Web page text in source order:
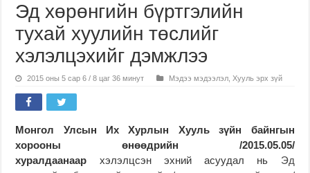
Эд хөрөнгийн бүртгэлийн
тухай хуулийн төслийг
хэлэлцэхийг дэмжлээ
2015 оны 5 сар 6 / 8 цаг 36 минут Мэдээ мэдээлэл ,Хууль эрх зүй
Монгол Улсын Их Хурлын Хууль зүйн байнгын
хорооны өнөөдрийн /2015.05.05/
хуралдаанаар хэлэлцсэн эхний асуудал нь Эд